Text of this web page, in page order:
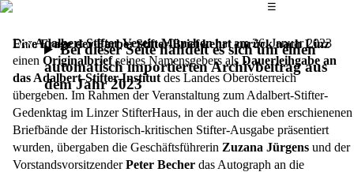
Das
☰
Bei dieser Seite handelt es sich um einen
automatisch importierten Archivbeitrag aus
dem Jahr 2023
Eine Frage der Farbe: Stifter-Brief kehrt zurück nach Linz
DerAdalbert Stifter Verein Münchenhat am 26. Januar 2023
einen Originalbriefseines Namensgebers als Dauerleihgabe an
das Adalbert-Stifter-Institut des Landes Oberösterreich
übergeben. Im Rahmen der Veranstaltung zum Adalbert-Stifter-
Gedenktag im Linzer StifterHaus, in der auch die eben erschienenen
Briefbände der Historisch-kritischen Stifter-Ausgabe präsentiert
wurden, übergaben die Geschäftsführerin Zuzana Jürgens und der
VorstandsvorsitzenderPeter Becher das Autograph an die